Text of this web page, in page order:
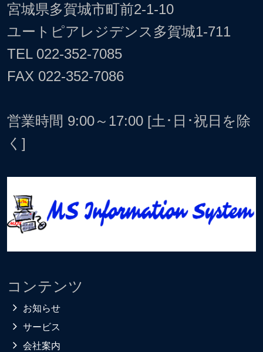
宮城県多賀城市町前2-1-10
ユートピアレジデンス多賀城1-711
TEL 022-352-7085
FAX 022-352-7086
営業時間 9:00～17:00 [土･日･祝日を除
く]
コンテンツ
お知らせ
サービス
会社案内